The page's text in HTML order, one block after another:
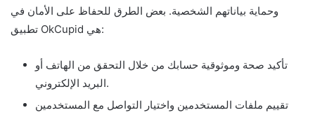
وحماية بياناتهم الشخصية. بعض الطرق للحفاظ على الأمان في
تطبيق OkCupid هي:
تأكيد صحة وموثوقية حسابك من خلال التحقق من الهاتف أو
البريد الإلكتروني.
تقييم ملفات المستخدمين واختيار التواصل مع المستخدمين